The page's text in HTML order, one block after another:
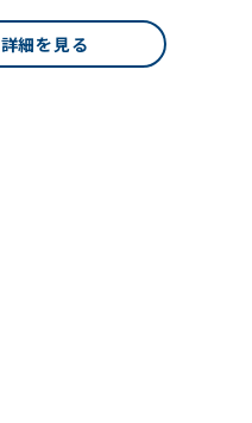
詳細を見る